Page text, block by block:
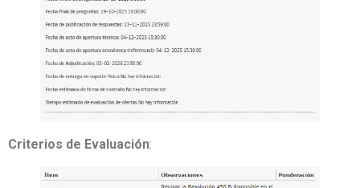
Criterios de Evaluación: